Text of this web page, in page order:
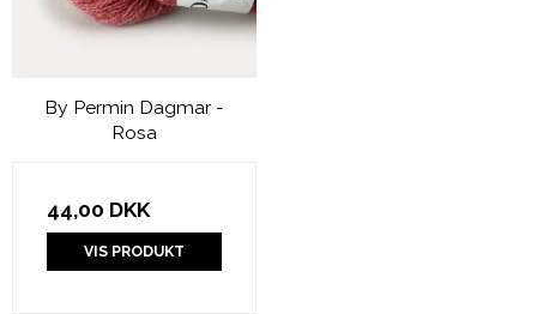
By Permin Dagmar -
Rosa
44,00 DKK
VIS PRODUKT